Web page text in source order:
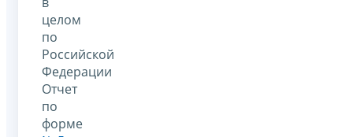
целом
по
Российской
Федерации
Отчет
по
форме